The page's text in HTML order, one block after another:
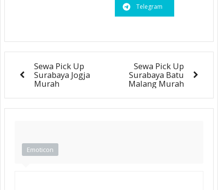
Telegram
Sewa Pick Up
Surabaya Jogja
Murah
Sewa Pick Up
Surabaya Batu
Malang Murah
Emoticon